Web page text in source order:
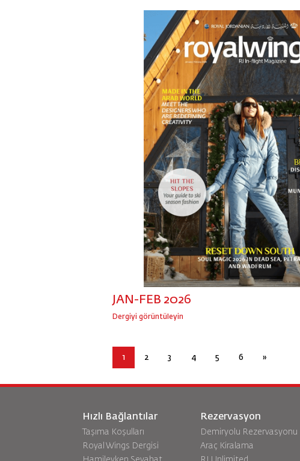
JAN-FEB 2026
Dergiyi görüntüleyin
1 2 3 4 5 6 »
Hızlı Bağlantılar
Taşıma Koşulları
Royal Wings Dergisi
Rezervasyon
Demiryolu Rezervasyonu
Araç Kiralama